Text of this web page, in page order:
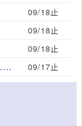
09/18止
09/18止
09/18止
09/17止